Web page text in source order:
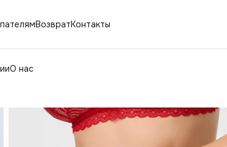
ВозвратКонтакты
О нас